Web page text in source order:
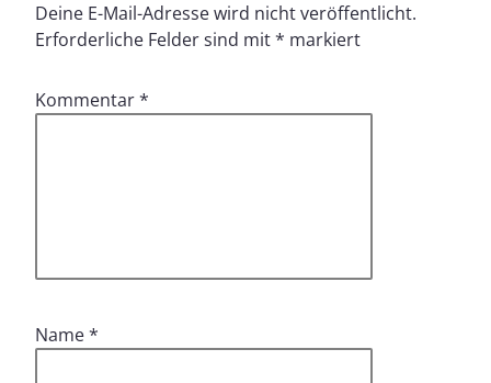
Deine E-Mail-Adresse wird nicht veröffentlicht.
Erforderliche Felder sind mit* markiert
Kommentar*
Name*